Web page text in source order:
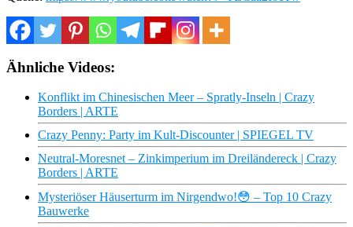
Ähnliche Videos:
Konflikt im Chinesischen Meer – Spratly-Inseln | Crazy
Borders | ARTE
Crazy Penny: Party im Kult-Discounter | SPIEGEL TV
Neutral-Moresnet – Zinkimperium im Dreiländereck | Crazy
Borders | ARTE
Mysteriöser Häuserturm im Nirgendwo!😳 – Top 10 Crazy
Bauwerke